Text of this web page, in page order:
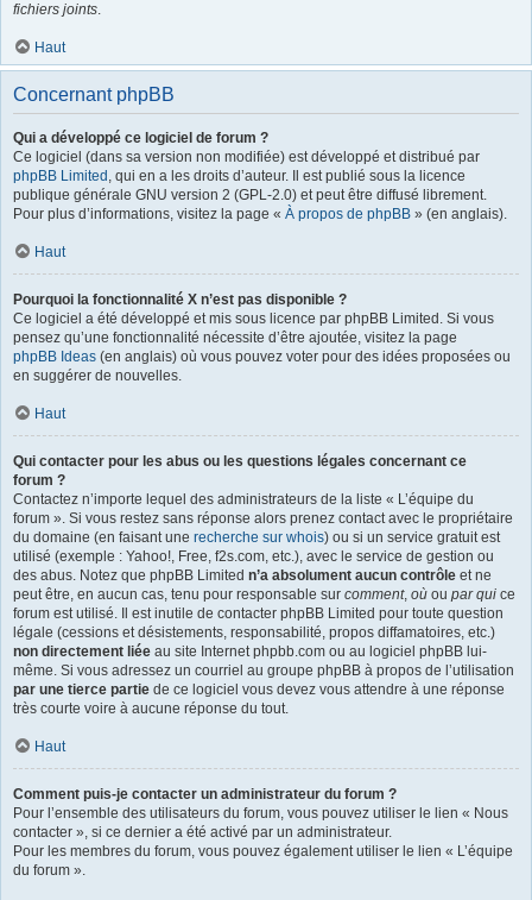
fichiers joints.
Haut
Concernant phpBB
Qui a développé ce logiciel de forum ?
Ce logiciel (dans sa version non modifiée) est développé et distribué par
phpBB Limited , qui en a les droits d’auteur. Il est publié sous la licence
publique générale GNU version 2 (GPL-2.0) et peut être diffusé librement.
Pour plus d’informations, visitez la page « À propos de phpBB » (en anglais).
Haut
Pourquoi la fonctionnalité X n’est pas disponible ?
Ce logiciel a été développé et mis sous licence par phpBB Limited. Si vous
pensez qu’une fonctionnalité nécessite d’être ajoutée, visitez la page
phpBB Ideas (en anglais) où vous pouvez voter pour des idées proposées ou
en suggérer de nouvelles.
Haut
Qui contacter pour les abus ou les questions légales concernant ce
forum ?
Contactez n’importe lequel des administrateurs de la liste « L’équipe du
forum ». Si vous restez sans réponse alors prenez contact avec le propriétaire
du domaine (en faisant une recherche sur whois) ou si un service gratuit est
utilisé (exemple : Yahoo!, Free, f2s.com, etc.), avec le service de gestion ou
des abus. Notez que phpBB Limited n’a absolument aucun contrôle et ne
peut être, en aucun cas, tenu pour responsable sur comment, où ou par qui ce
forum est utilisé. Il est inutile de contacter phpBB Limited pour toute question
légale (cessions et désistements, responsabilité, propos diffamatoires, etc.)
non directement liée au site Internet phpbb.com ou au logiciel phpBB lui-
même. Si vous adressez un courriel au groupe phpBB à propos de l’utilisation
par une tierce partie de ce logiciel vous devez vous attendre à une réponse
très courte voire à aucune réponse du tout.
Haut
Comment puis-je contacter un administrateur du forum ?
Pour l’ensemble des utilisateurs du forum, vous pouvez utiliser le lien « Nous
contacter », si ce dernier a été activé par un administrateur.
Pour les membres du forum, vous pouvez également utiliser le lien « L’équipe
du forum ».